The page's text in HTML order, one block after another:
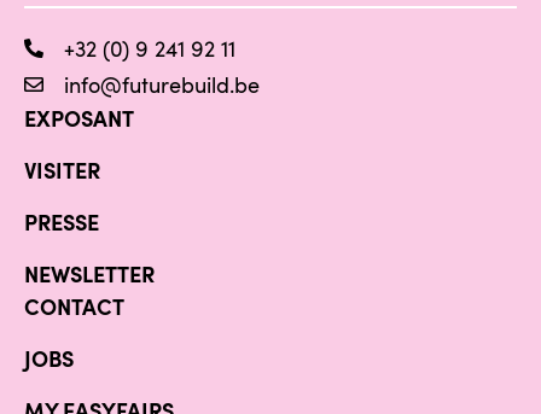
+32 (0) 9 241 92 11
info@futurebuild.be
EXPOSANT
VISITER
PRESSE
NEWSLETTER
CONTACT
JOBS